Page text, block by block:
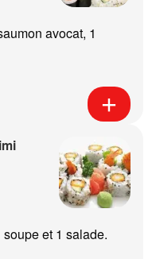
avocat, 1
et 1 salade.